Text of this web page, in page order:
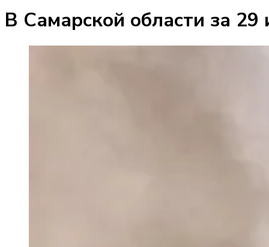
В Самарской области за